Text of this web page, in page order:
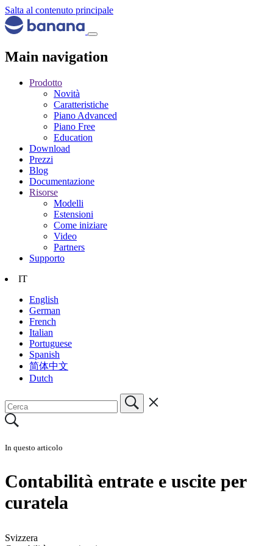
Salta al contenuto principale
Main navigation
Prodotto
Novità
Caratteristiche
Piano Advanced
Piano Free
Education
Download
Prezzi
Blog
Documentazione
Risorse
Modelli
Estensioni
Come iniziare
Video
Partners
Supporto
IT
English
German
French
Italian
Portuguese
Spanish
简体中文
Dutch
In questo articolo
Contabilità entrate e uscite per
curatela
Svizzera